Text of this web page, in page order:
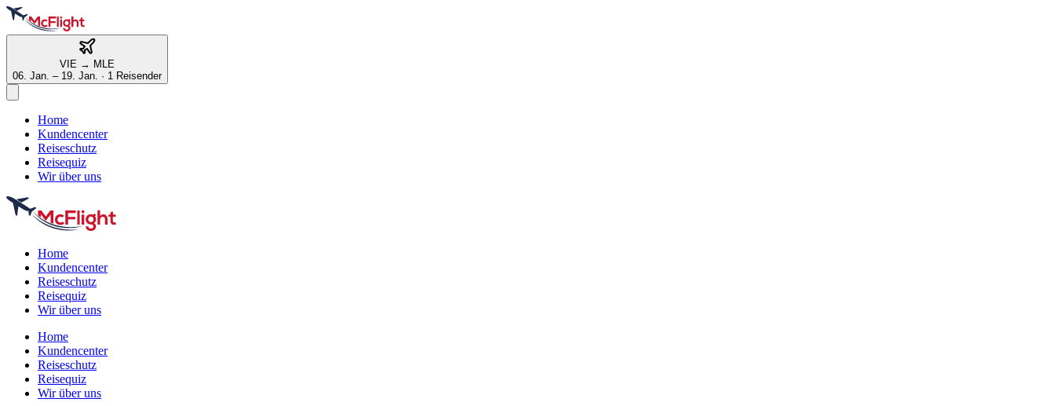
VIE → MLE
06. Jan. – 19. Jan. · 1 Reisender
Home
Kundencenter
Reiseschutz
Reisequiz
Wir über uns
Home
Kundencenter
Reiseschutz
Reisequiz
Wir über uns
Home
Kundencenter
Reiseschutz
Reisequiz
Wir über uns